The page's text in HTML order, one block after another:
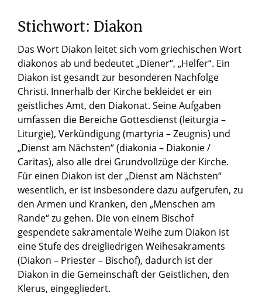
Stichwort: Diakon
Das Wort Diakon leitet sich vom griechischen Wort
diakonos ab und bedeutet „Diener“, „Helfer“. Ein
Diakon ist gesandt zur besonderen Nachfolge
Christi. Innerhalb der Kirche bekleidet er ein
geistliches Amt, den Diakonat. Seine Aufgaben
umfassen die Bereiche Gottesdienst (leiturgia –
Liturgie), Verkündigung (martyria – Zeugnis) und
„Dienst am Nächsten“ (diakonia – Diakonie /
Caritas), also alle drei Grundvollzüge der Kirche.
Für einen Diakon ist der „Dienst am Nächsten“
wesentlich, er ist insbesondere dazu aufgerufen, zu
den Armen und Kranken, den „Menschen am
Rande“ zu gehen. Die von einem Bischof
gespendete sakramentale Weihe zum Diakon ist
eine Stufe des dreigliedrigen Weihesakraments
(Diakon – Priester – Bischof), dadurch ist der
Diakon in die Gemeinschaft der Geistlichen, den
Klerus, eingegliedert.